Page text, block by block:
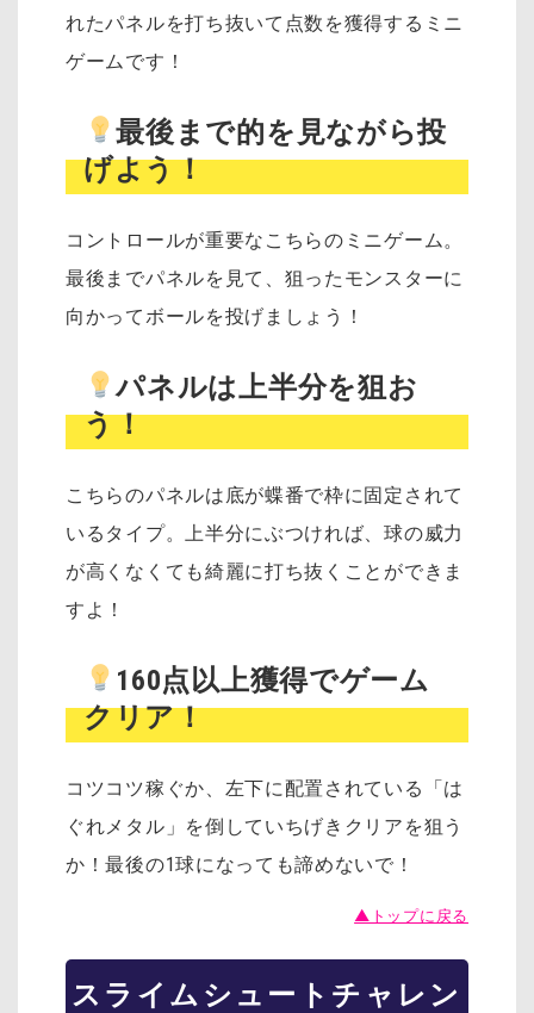
れたパネルを打ち抜いて点数を獲得するミニ
ゲームです！
最後まで的を見ながら投
げよう！
コントロールが重要なこちらのミニゲーム。
最後までパネルを見て、狙ったモンスターに
向かってボールを投げましょう！
パネルは上半分を狙お
う！
こちらのパネルは底が蝶番で枠に固定されて
いるタイプ。上半分にぶつければ、球の威力
が高くなくても綺麗に打ち抜くことができま
すよ！
160点以上獲得でゲーム
クリア！
コツコツ稼ぐか、左下に配置されている「は
ぐれメタル」を倒していちげきクリアを狙う
か！最後の1球になっても諦めないで！
▲トップに戻る
スライムシュートチャレン